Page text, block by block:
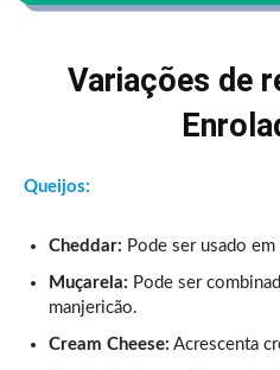
Variações de
Queijos:
Cheddar: Pode ser usado
Muçarela: Pode ser
manjericão.
Cream Cheese: Acrescenta